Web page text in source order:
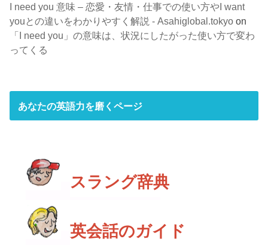
I need you 意味 – 恋愛・友情・仕事での使い方やI want
youとの違いをわかりやすく解説 - Asahiglobal.tokyo on
「I need you」の意味は、状況にしたがった使い方で変わ
ってくる
あなたの英語力を磨くページ
スラング辞典
英会話のガイド